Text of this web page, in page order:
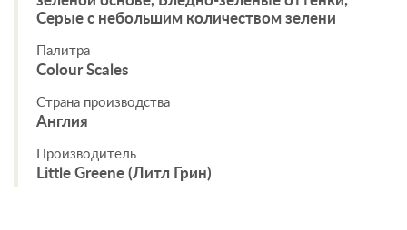
Серые с небольшим количеством зелени
Палитра
Colour Scales
Страна производства
Англия
Производитель
Little Greene (Литл Грин)